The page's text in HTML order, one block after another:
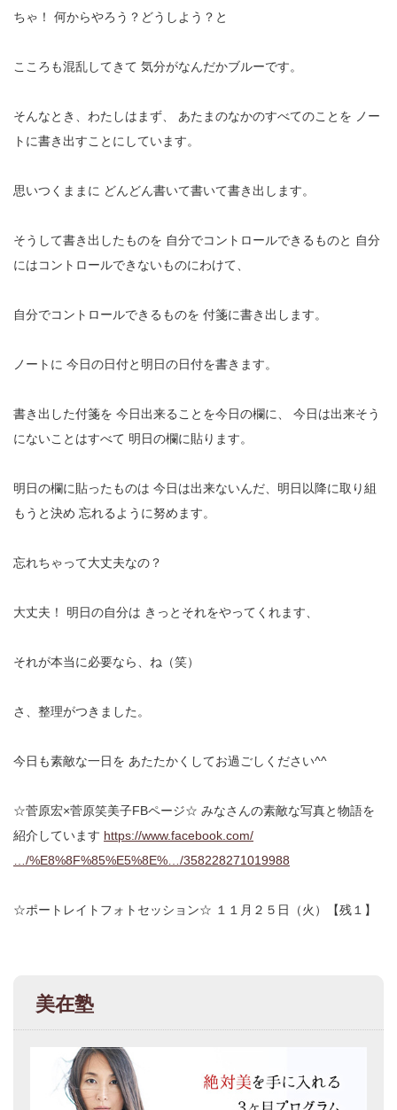
ちゃ！
何からやろう？どうしよう？と
こころも混乱してきて 気分がなんだかブルーです。
そんなとき、わたしはまず、 あたまのなかのすべてのことを ノー
トに書き出すことにしています。
思いつくままに どんどん書いて書いて書き出します。
そうして書き出したものを 自分でコントロールできるものと 自分
にはコントロールできないものにわけて、
自分でコントロールできるものを 付箋に書き出します。
ノートに 今日の日付と明日の日付を書きます。
書き出した付箋を 今日出来ることを今日の欄に、
今日は出来そう
にないことはすべて 明日の欄に貼ります。
明日の欄に貼ったものは 今日は出来ないんだ、明日以降に取り組
もうと決め 忘れるように努めます。
忘れちゃって大丈夫なの？
大丈夫！ 明日の自分は きっとそれをやってくれます、
それが本当に必要なら、ね（笑）
さ、整理がつきました。
今日も素敵な一日を あたたかくしてお過ごしください^^
☆菅原宏×菅原笑美子FBページ☆ みなさんの素敵な写真と物語を
紹介しています https://www.facebook.com/
…/%E8%8F%85%E5%8E%…/358228271019988
☆ポートレイトフォトセッション☆ １１月２５日（火）【残１】
美在塾